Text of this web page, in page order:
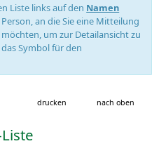
Liste links auf den Namen
an die Sie eine Mitteilung
um zur Detailansicht zu
Symbol für den
drucken nach oben